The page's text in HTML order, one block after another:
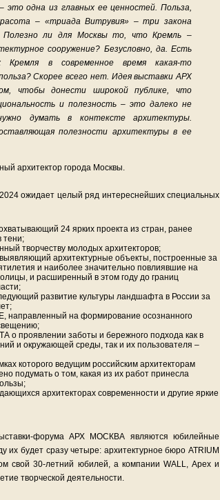
это одна из главных ее ценностей. Польза,
– «триада Витрувия» – три закона
Полезно ли для Москвы то, что Кремль –
сооружение? Безусловно, да. Есть
в современное время какая-то
Скорее всего нет. Идея выставки АРХ
чтобы донести широкой публике, что
и полезность – это далеко не
думать в контексте архитектуры.
полезности архитектуры в ее
архитектор города Москвы.
ожидает целый ряд интереснейших специальных
24 ярких проекта из стран, ранее
тени;
творчеству молодых архитекторов;
архитектурные объекты, построенные за
и наиболее значительно повлиявшие на
и расширенный в этом году до границ
развитие культуры ландшафта в России за
направленный на формирование осознанного
о проявлении заботы и бережного подхода как в
и окружающей среды, так и их пользователя –
которого ведущим российским архитекторам
подумать о том, какая из их работ принесла
архитекторах современности и другие яркие
форума АРХ МОСКВА являются юбилейные
их будет сразу четыре: архитектурное бюро ATRIUM
свой 30-летний юбилей, а компании WALL, Apex и
творческой деятельности.